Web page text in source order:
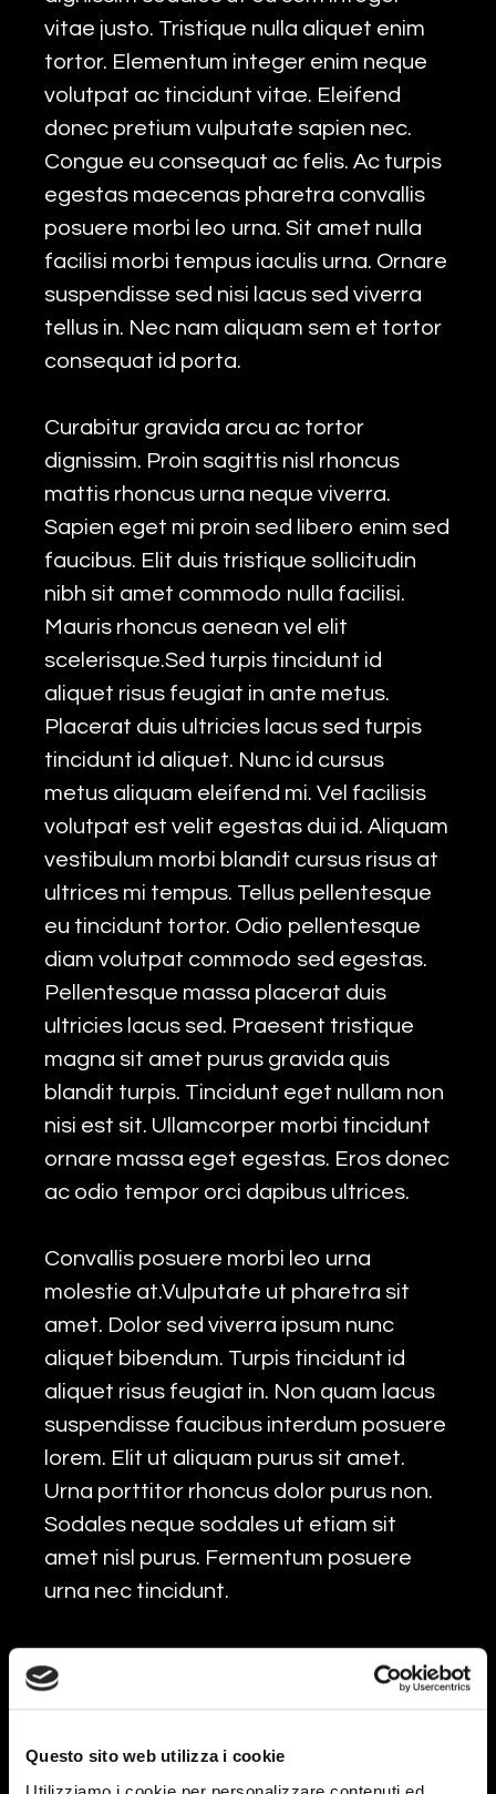
Questo sito web utilizza i cookie
vitae justo. Tristique nulla aliquet enim
tortor. Elementum integer enim neque
volutpat ac tincidunt vitae. Eleifend
donec pretium vulputate sapien nec.
Congue eu consequat ac felis. Ac turpis
egestas maecenas pharetra convallis
posuere morbi leo urna. Sit amet nulla
facilisi morbi tempus iaculis urna. Ornare
suspendisse sed nisi lacus sed viverra
tellus in. Nec nam aliquam sem et tortor
consequat id porta.
Curabitur gravida arcu ac tortor
dignissim. Proin sagittis nisl rhoncus
mattis rhoncus urna neque viverra.
Sapien eget mi proin sed libero enim sed
faucibus. Elit duis tristique sollicitudin
nibh sit amet commodo nulla facilisi.
Mauris rhoncus aenean vel elit
scelerisque.Sed turpis tincidunt id
aliquet risus feugiat in ante metus.
Placerat duis ultricies lacus sed turpis
tincidunt id aliquet. Nunc id cursus
metus aliquam eleifend mi. Vel facilisis
volutpat est velit egestas dui id. Aliquam
vestibulum morbi blandit cursus risus at
ultrices mi tempus. Tellus pellentesque
eu tincidunt tortor. Odio pellentesque
diam volutpat commodo sed egestas.
Pellentesque massa placerat duis
ultricies lacus sed. Praesent tristique
magna sit amet purus gravida quis
blandit turpis. Tincidunt eget nullam non
nisi est sit. Ullamcorper morbi tincidunt
ornare massa eget egestas. Eros donec
ac odio tempor orci dapibus ultrices.
Convallis posuere morbi leo urna
molestie at.Vulputate ut pharetra sit
amet. Dolor sed viverra ipsum nunc
aliquet bibendum. Turpis tincidunt id
aliquet risus feugiat in. Non quam lacus
suspendisse faucibus interdum posuere
lorem. Elit ut aliquam purus sit amet.
Urna porttitor rhoncus dolor purus non.
Sodales neque sodales ut etiam sit
amet nisl purus. Fermentum posuere
urna nec tincidunt.
commodo nulla. Tempus iaculis urna id
in massa tempor nec.Sed elementum